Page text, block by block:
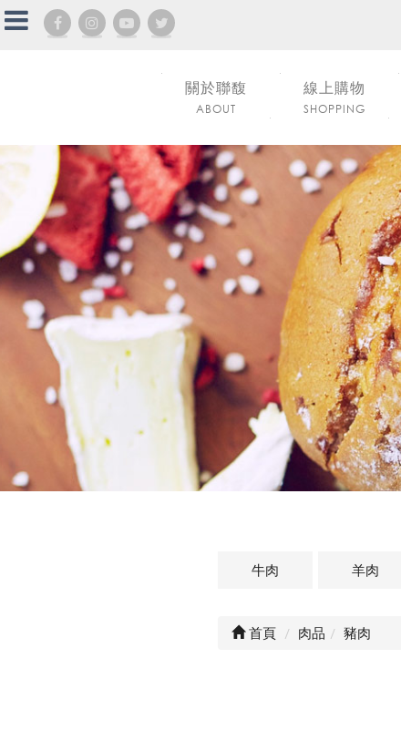
關於聯馥
ABOUT
線上購物
SHOPPING
牛肉 羊肉
首頁 肉品 豬肉